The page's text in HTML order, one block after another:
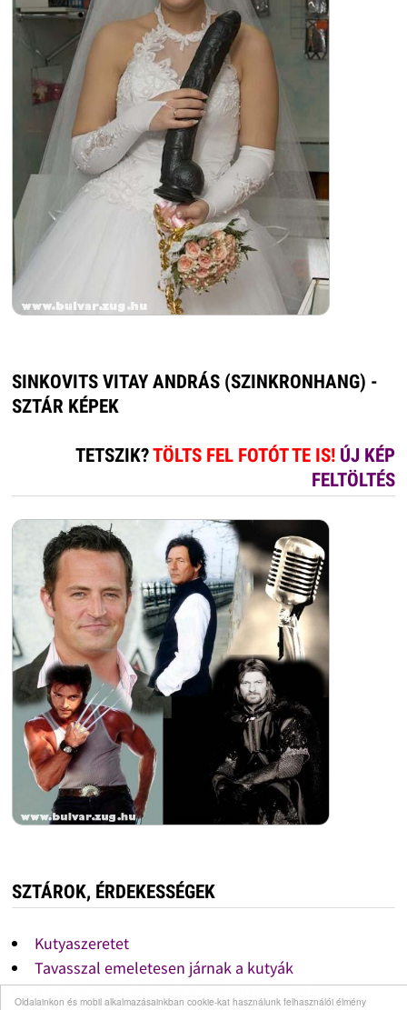
Oldalainkon és mobil alkalmazásainkban cookie-kat használunk felhasználói élmény
SINKOVITS VITAY ANDRÁS (SZINKRONHANG) -
SZTÁR KÉPEK
TETSZIK?TÖLTS FEL FOTÓT TE IS! ÚJ KÉP
FELTÖLTÉS
SZTÁROK, ÉRDEKESSÉGEK
Kutyaszeretet
Tavasszal emeletesen járnak a kutyák
Az ikrek egymás kezét fogva jöttek a világra